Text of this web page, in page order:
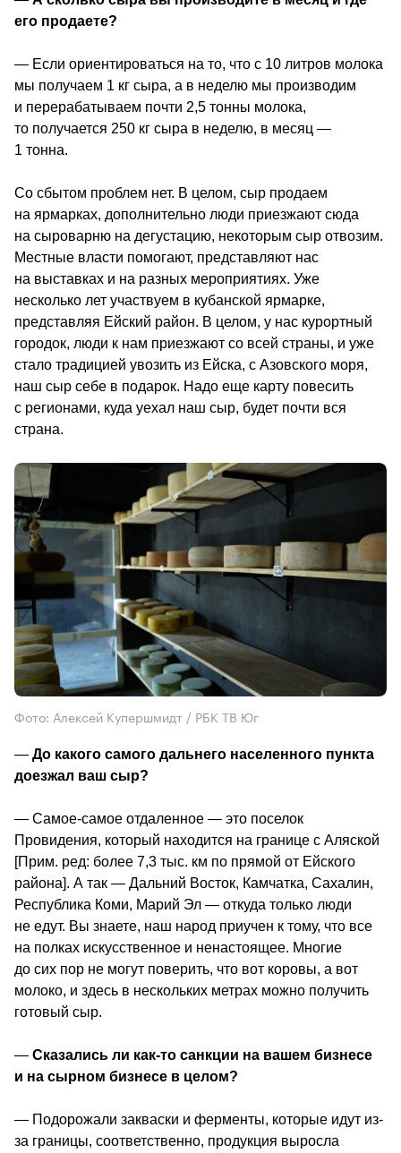
его продаете?
— Если ориентироваться на то, что с 10 литров молока
мы получаем 1 кг сыра, а в неделю мы производим
и перерабатываем почти 2,5 тонны молока,
то получается 250 кг сыра в неделю, в месяц —
1 тонна.
Со сбытом проблем нет. В целом, сыр продаем
на ярмарках, дополнительно люди приезжают сюда
на сыроварню на дегустацию, некоторым сыр отвозим.
Местные власти помогают, представляют нас
на выставках и на разных мероприятиях. Уже
несколько лет участвуем в кубанской ярмарке,
представляя Ейский район. В целом, у нас курортный
городок, люди к нам приезжают со всей страны, и уже
стало традицией увозить из Ейска, с Азовского моря,
наш сыр себе в подарок. Надо еще карту повесить
с регионами, куда уехал наш сыр, будет почти вся
страна.
Фото: Алексей Купершмидт / РБК ТВ Юг
— До какого самого дальнего населенного пункта
доезжал ваш сыр?
— Самое-самое отдаленное — это поселок
Провидения, который находится на границе с Аляской
[Прим. ред: более 7,3 тыс. км по прямой от Ейского
района]. А так — Дальний Восток, Камчатка, Сахалин,
Республика Коми, Марий Эл — откуда только люди
не едут. Вы знаете, наш народ приучен к тому, что все
на полках искусственное и ненастоящее. Многие
до сих пор не могут поверить, что вот коровы, а вот
молоко, и здесь в нескольких метрах можно получить
готовый сыр.
— Сказались ли как-то санкции на вашем бизнесе
и на сырном бизнесе в целом?
— Подорожали закваски и ферменты, которые идут из-
за границы, соответственно, продукция выросла